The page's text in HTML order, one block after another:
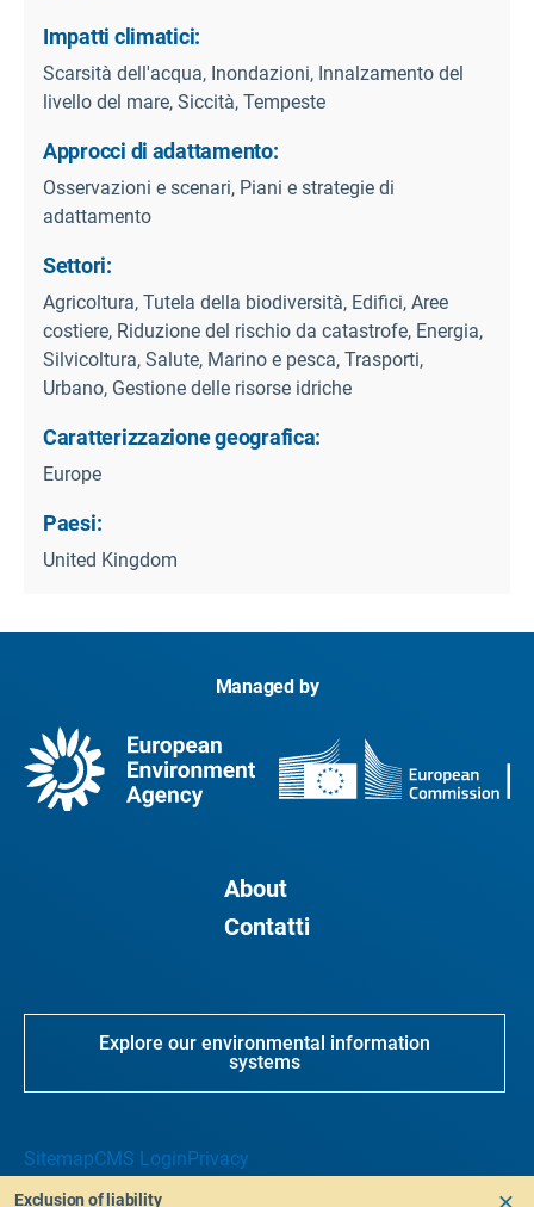
Impatti climatici:
Scarsità dell'acqua, Inondazioni, Innalzamento del
livello del mare, Siccità, Tempeste
Approcci di adattamento:
Osservazioni e scenari, Piani e strategie di
adattamento
Settori:
Agricoltura, Tutela della biodiversità, Edifici, Aree
costiere, Riduzione del rischio da catastrofe, Energia,
Silvicoltura, Salute, Marino e pesca, Trasporti,
Urbano, Gestione delle risorse idriche
Caratterizzazione geografica:
Europe
Paesi:
United Kingdom
Managed by
About
Contatti
Explore our environmental information
systems
SitemapCMS Login Privacy
Exclusion of liability